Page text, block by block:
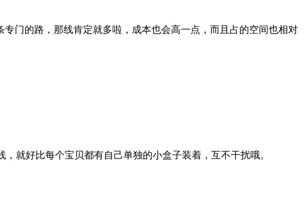
门的路，那线肯定就多啦，成本也会高一点，而且占的空间也相对
就好比每个宝贝都有自己单独的小盒子装着，互不干扰哦。